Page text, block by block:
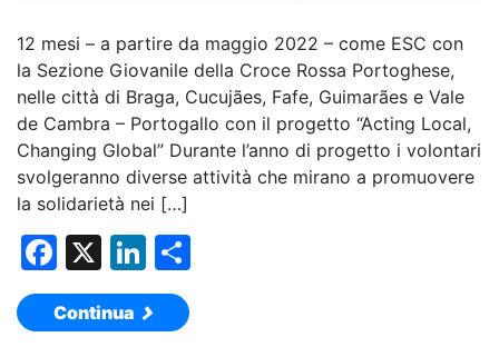
12 mesi – a partire da maggio 2022 – come ESC con
la Sezione Giovanile della Croce Rossa Portoghese,
nelle città di Braga, Cucujães, Fafe, Guimarães e Vale
de Cambra – Portogallo con il progetto “Acting Local,
Changing Global” Durante l’anno di progetto i volontari
svolgeranno diverse attività che mirano a promuovere
la solidarietà nei […]
F
a
c
X
Li
n
k
Continua